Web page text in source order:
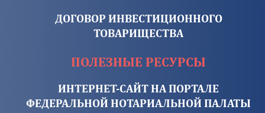
ДОГОВОР ИНВЕСТИЦИОННОГО
ТОВАРИЩЕСТВА
ПОЛЕЗНЫЕ РЕСУРСЫ
ИНТЕРНЕТ-САЙТ НА ПОРТАЛЕ
ФЕДЕРАЛЬНОЙ НОТАРИАЛЬНОЙ ПАЛАТЫ